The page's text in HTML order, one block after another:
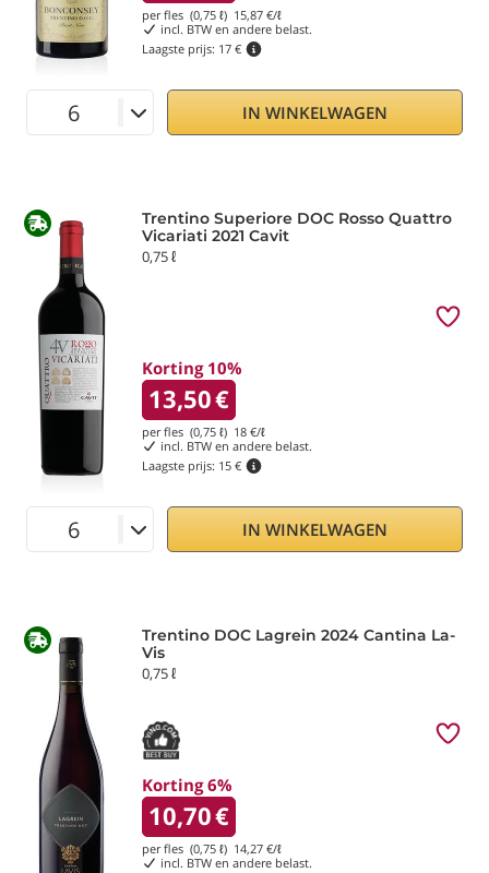
per fles (0,75 ℓ) 15,87 €/ℓ
incl. BTW en andere belast.
Laagste prijs: 17 €
IN WINKELWAGEN
Trentino Superiore DOC Rosso Quattro
Vicariati 2021 Cavit
0,75 ℓ
Korting 10%
13,50€
per fles (0,75 ℓ) 18 €/ℓ
incl. BTW en andere belast.
Laagste prijs: 15 €
IN WINKELWAGEN
Trentino DOC Lagrein 2024 Cantina La-
Vis
0,75 ℓ
Korting 6%
10,70€
per fles (0,75 ℓ) 14,27 €/ℓ
incl. BTW en andere belast.